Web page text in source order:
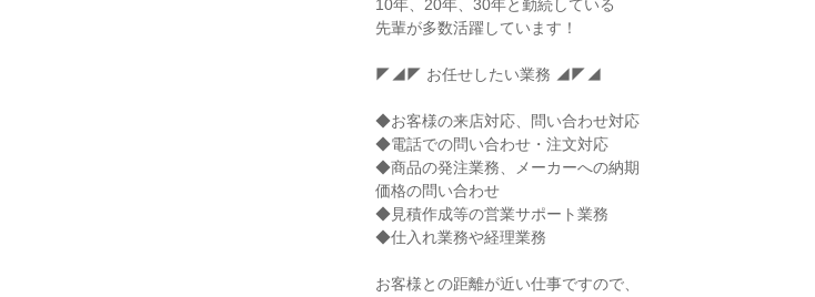
10年、20年、30年と勤続している
先輩が多数活躍しています！
◤◢◤ お任せしたい業務 ◢◤◢
◆お客様の来店対応、問い合わせ対応
◆電話での問い合わせ・注文対応
◆商品の発注業務、メーカーへの納期
価格の問い合わせ
◆見積作成等の営業サポート業務
◆仕入れ業務や経理業務
お客様との距離が近い仕事ですので、